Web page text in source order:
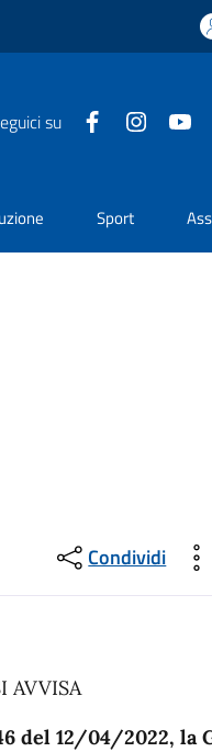
su Facebook
Sport
Condividi
AVVISA
del 12/04/2022, la